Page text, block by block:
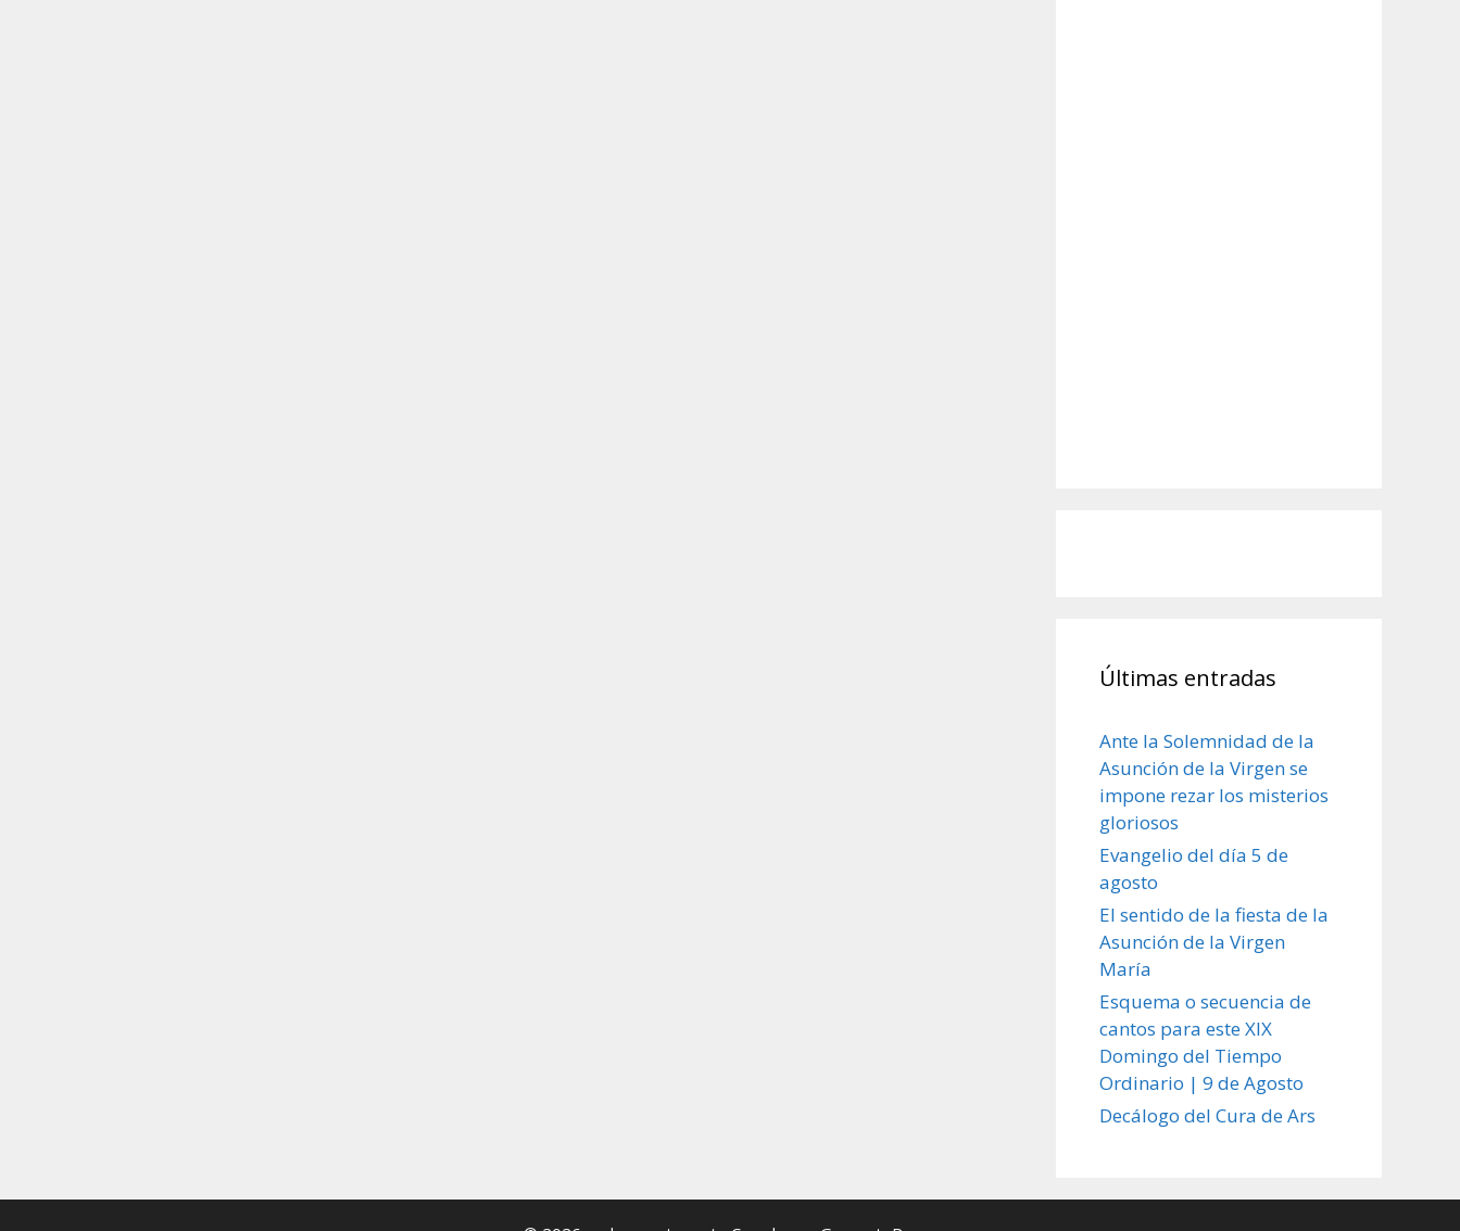
Últimas entradas
Ante la Solemnidad de la
Asunción de la Virgen se
impone rezar los misterios
gloriosos
Evangelio del día 5 de
agosto
El sentido de la fiesta de la
Asunción de la Virgen
María
Esquema o secuencia de
cantos para este XIX
Domingo del Tiempo
Ordinario | 9 de Agosto
Decálogo del Cura de Ars